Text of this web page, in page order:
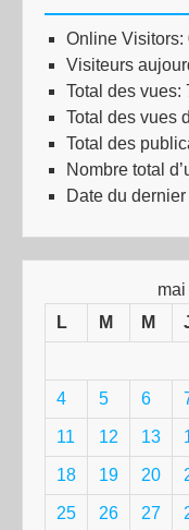
Online Visitors:
Visiteurs
Total des vues:
Total des vues
Total des
Nombre total
Date du
L
M M
4 5 6
11 12 13
18 19 20
25 26 27